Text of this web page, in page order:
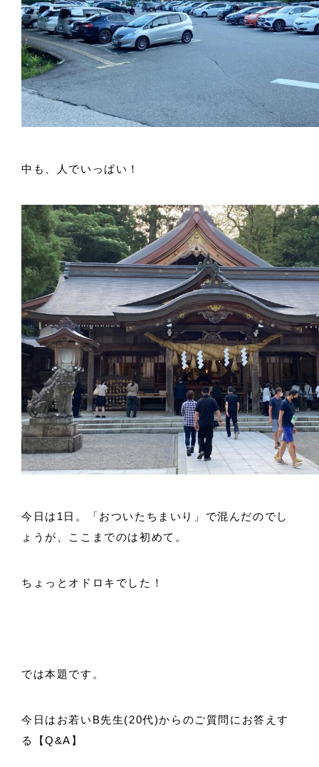
中も、人でいっぱい！
今日は1日。「おついたちまいり」で混んだのでし
ょうが、ここまでのは初めて。
ちょっとオドロキでした！
では本題です。
今日はお若いB先生(20代)からのご質問にお答えす
る【Q&A】